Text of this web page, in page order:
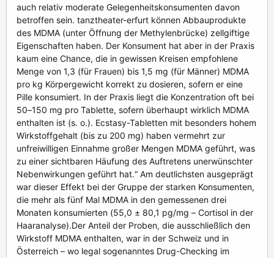
auch relativ moderate Gelegenheitskonsumenten davon
betroffen sein. tanztheater-erfurt können Abbauprodukte
des MDMA (unter Öffnung der Methylenbrücke) zellgiftige
Eigenschaften haben. Der Konsument hat aber in der Praxis
kaum eine Chance, die in gewissen Kreisen empfohlene
Menge von 1,3 (für Frauen) bis 1,5 mg (für Männer) MDMA
pro kg Körpergewicht korrekt zu dosieren, sofern er eine
Pille konsumiert. In der Praxis liegt die Konzentration oft bei
50–150 mg pro Tablette, sofern überhaupt wirklich MDMA
enthalten ist (s. o.). Ecstasy-Tabletten mit besonders hohem
Wirkstoffgehalt (bis zu 200 mg) haben vermehrt zur
unfreiwilligen Einnahme großer Mengen MDMA geführt, was
zu einer sichtbaren Häufung des Auftretens unerwünschter
Nebenwirkungen geführt hat.“ Am deutlichsten ausgeprägt
war dieser Effekt bei der Gruppe der starken Konsumenten,
die mehr als fünf Mal MDMA in den gemessenen drei
Monaten konsumierten (55,0 ± 80,1 pg/mg – Cortisol in der
Haaranalyse).Der Anteil der Proben, die ausschließlich den
Wirkstoff MDMA enthalten, war in der Schweiz und in
Österreich – wo legal sogenanntes Drug-Checking im